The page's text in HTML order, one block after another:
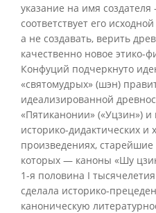
указание на имя
соответствует его
а не создавать, верить
качественно новое этико-
Конфуций подчеркнуто
«святомудрых» (шэн)
идеализированной
«Пятиканонии» («Уцзин»)
историко-дидактических и
произведениях,
которых — каноны «Шу
1-я половина I
сделала историко-
каноническую